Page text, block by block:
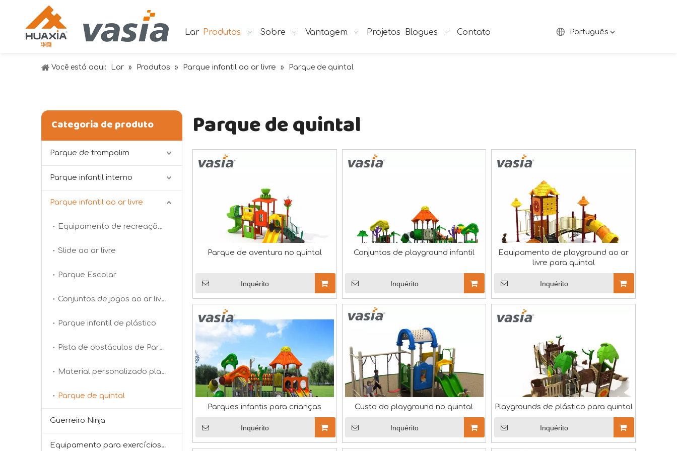
Lar Produtos Sobre Vantagem Projetos Blogues Contato Português
Você está aqui: Lar » Produtos » Parque infantil ao ar livre » Parque de quintal
Categoria de produto
Parque de trampolim
Parque infantil interno
Parque infantil ao ar livre
Equipamento de recreação infantil ao ar livre
Slide ao ar livre
Parque Escolar
Conjuntos de jogos ao ar livre
Parque infantil de plástico
Pista de obstáculos de Parkour ao ar livre
Material personalizado playground ao ar livre
Parque de quintal
Guerreiro Ninja
Equipamento para exercícios em parques
Parque de quintal
Parque de aventura no quintal
Inquérito
Conjuntos de playground infantil
Inquérito
Equipamento de playground ao ar
livre para quintal
Inquérito
Parques infantis para crianças
Inquérito
Custo do playground no quintal
Inquérito
Playgrounds de plástico para quintal
Inquérito